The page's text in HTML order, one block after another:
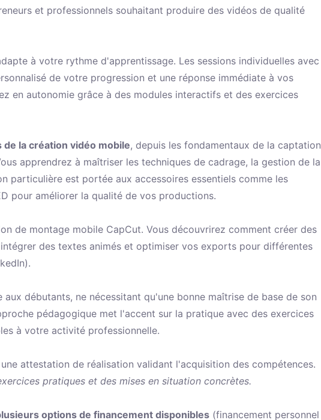
et professionnels souhaitant produire des vidéos de qualité
à votre rythme d'apprentissage. Les sessions individuelles avec
de votre progression et une réponse immédiate à vos
en autonomie grâce à des modules interactifs et des exercices
la création vidéo mobile, depuis les fondamentaux de la captation
apprendrez à maîtriser les techniques de cadrage, la gestion de la
particulière est portée aux accessoires essentiels comme les
pour améliorer la qualité de vos productions.
de montage mobile CapCut. Vous découvrirez comment créer des
des textes animés et optimiser vos exports pour différentes
débutants, ne nécessitant qu'une bonne maîtrise de base de son
pédagogique met l'accent sur la pratique avec des exercices
à votre activité professionnelle.
attestation de réalisation validant l'acquisition des compétences.
pratiques et des mises en situation concrètes.
options de financement disponibles (financement personnel